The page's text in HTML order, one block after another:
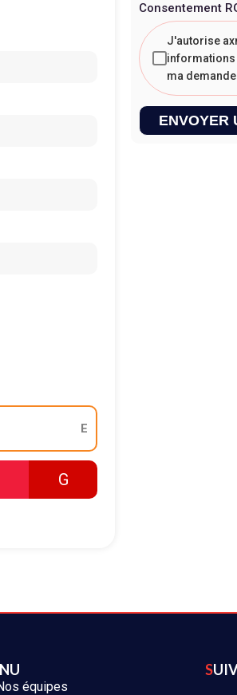
E
G
Consentement
J'autorise
informations
ma
ENVOYER
équipes